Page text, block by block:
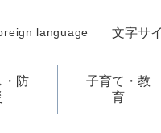
language 文字サ
・防
子育て・教
育